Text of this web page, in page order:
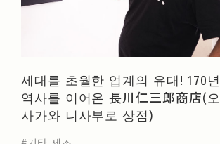
세대를 초월한 업계의 유대! 170년
역사를 이어온 長川仁三郎商店(오
사가와 니사부로 상점)